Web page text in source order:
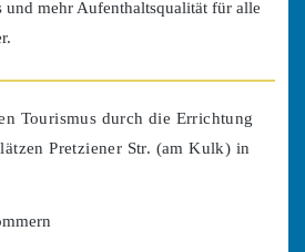
und mehr Aufenthaltsqualität für alle
Tourismus durch die Errichtung
Pretziener Str. (am Kulk) in